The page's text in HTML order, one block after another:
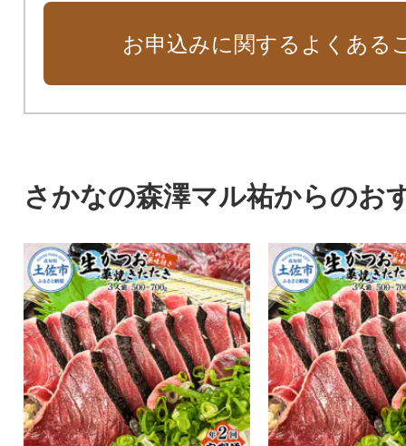
お申込みに関するよくある
さかなの森澤マル祐からのお